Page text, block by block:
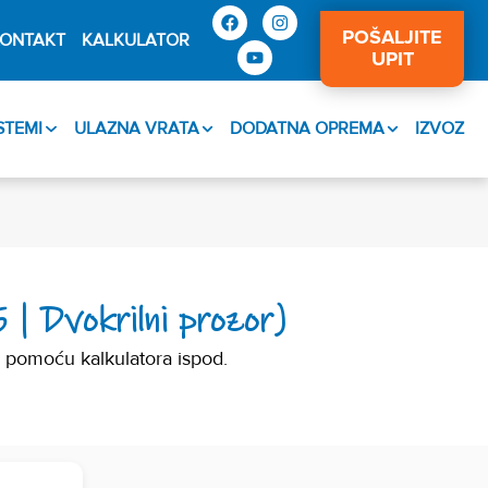
KALKULATOR
POŠALJITE
UPIT
ULAZNA VRATA DODATNA OPREMA IZVOZ
| Dvokrilni prozor)
kalkulatora ispod.